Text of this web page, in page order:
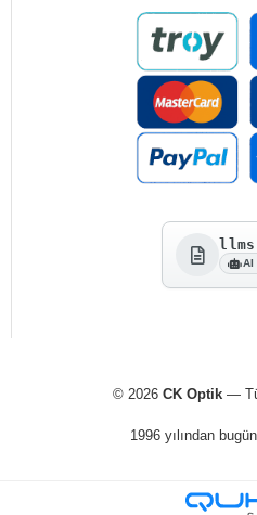
AI
© 2026 CK Optik—
1996 yılından